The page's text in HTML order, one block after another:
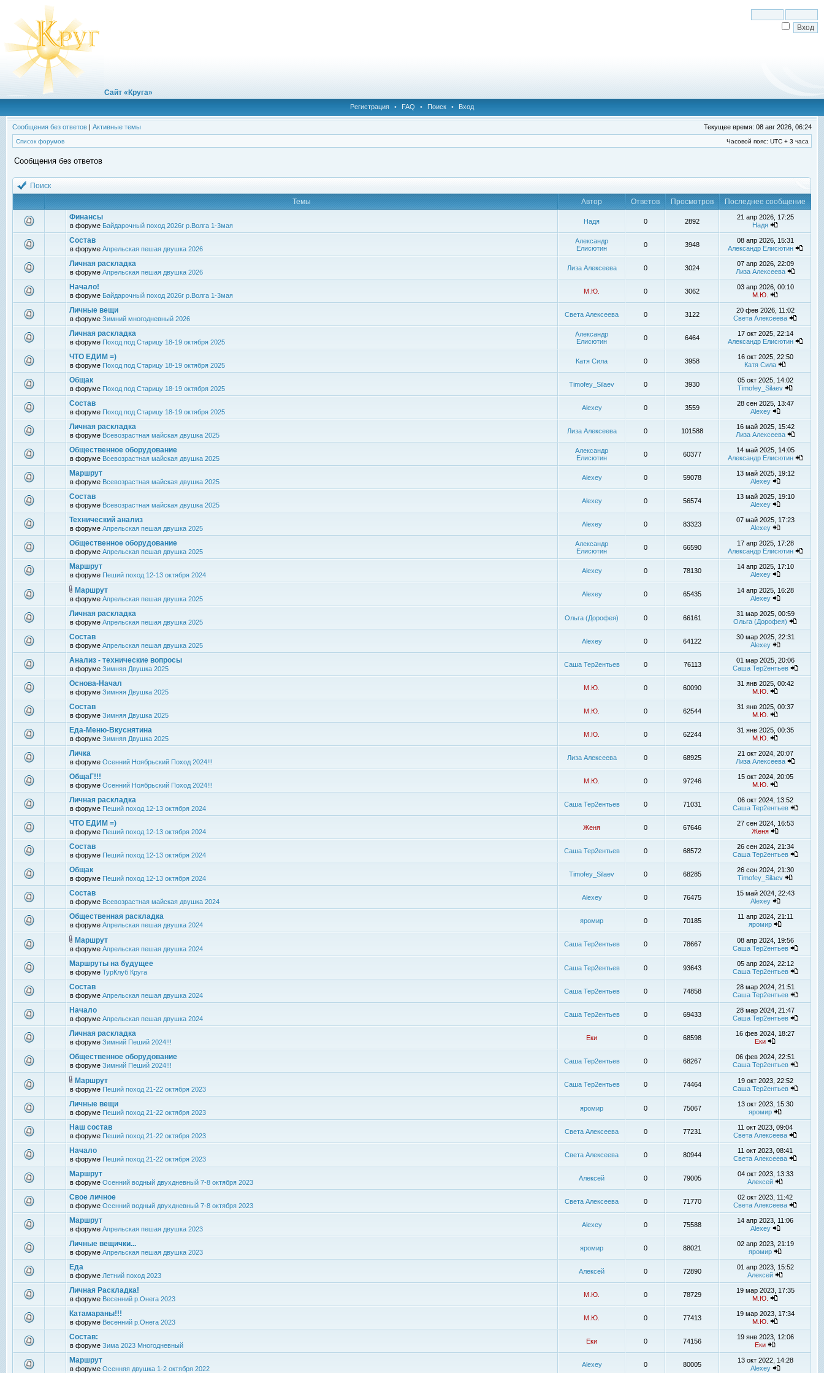
Сайт «Круга»
Регистрация • FAQ • Поиск • Вход
Сообщения без ответов | Активные темы Текущее время: 08 авг 2026, 06:24
Список форумов Часовой пояс: UTC + 3 часа
Сообщения без ответов
Поиск
Темы
Автор Ответов Просмотров
Последнее сообщение
Финансы
в форуме Байдарочный поход 2026г р.Волга 1-3мая
Надя 0 2892
21 апр 2026, 17:25
Надя
Состав
в форуме Апрельская пешая двушка 2026
Александр
Елисютин
0 3948
08 апр 2026, 15:31
Александр Елисютин
Личная раскладка
в форуме Апрельская пешая двушка 2026
Лиза Алексеева 0 3024
07 апр 2026, 22:09
Лиза Алексеева
Начало!
в форуме Байдарочный поход 2026г р.Волга 1-3мая
М.Ю. 0 3062
03 апр 2026, 00:10
М.Ю.
Личные вещи
в форуме Зимний многодневный 2026
Света Алексеева 0 3122
20 фев 2026, 11:02
Света Алексеева
Личная раскладка
в форуме Поход под Старицу 18-19 октября 2025
Александр
Елисютин
0 6464
17 окт 2025, 22:14
Александр Елисютин
ЧТО ЕДИМ =)
в форуме Поход под Старицу 18-19 октября 2025
Катя Сила 0 3958
16 окт 2025, 22:50
Катя Сила
Общак
в форуме Поход под Старицу 18-19 октября 2025
Timofey_Silaev 0 3930
05 окт 2025, 14:02
Timofey_Silaev
Состав
в форуме Поход под Старицу 18-19 октября 2025
Alexey 0 3559
28 сен 2025, 13:47
Alexey
Личная раскладка
в форуме Всевозрастная майская двушка 2025
Лиза Алексеева 0 101588
16 май 2025, 15:42
Лиза Алексеева
Общественное оборудование
в форуме Всевозрастная майская двушка 2025
Александр
Елисютин
0 60377
14 май 2025, 14:05
Александр Елисютин
Маршрут
в форуме Всевозрастная майская двушка 2025
Alexey 0 59078
13 май 2025, 19:12
Alexey
Состав
в форуме Всевозрастная майская двушка 2025
Alexey 0 56574
13 май 2025, 19:10
Alexey
Технический анализ
в форуме Апрельская пешая двушка 2025
Alexey 0 83323
07 май 2025, 17:23
Alexey
Общественное оборудование
в форуме Апрельская пешая двушка 2025
Александр
Елисютин
0 66590
17 апр 2025, 17:28
Александр Елисютин
Маршрут
в форуме Пеший поход 12-13 октября 2024
Alexey 0 78130
14 апр 2025, 17:10
Alexey
Маршрут
в форуме Апрельская пешая двушка 2025
Alexey 0 65435
14 апр 2025, 16:28
Alexey
Личная раскладка
в форуме Апрельская пешая двушка 2025
Ольга (Дорофея) 0 66161
31 мар 2025, 00:59
Ольга (Дорофея)
Состав
в форуме Апрельская пешая двушка 2025
Alexey 0 64122
30 мар 2025, 22:31
Alexey
Анализ - технические вопросы
в форуме Зимняя Двушка 2025
Саша Тер2ентьев 0 76113
01 мар 2025, 20:06
Саша Тер2ентьев
Основа-Начал
в форуме Зимняя Двушка 2025
М.Ю. 0 60090
31 янв 2025, 00:42
М.Ю.
Состав
в форуме Зимняя Двушка 2025
М.Ю. 0 62544
31 янв 2025, 00:37
М.Ю.
Еда-Меню-Вкуснятина
в форуме Зимняя Двушка 2025
М.Ю. 0 62244
31 янв 2025, 00:35
М.Ю.
Личка
в форуме Осенний Ноябрьский Поход 2024!!!
Лиза Алексеева 0 68925
21 окт 2024, 20:07
Лиза Алексеева
ОбщаГ!!!
в форуме Осенний Ноябрьский Поход 2024!!!
М.Ю. 0 97246
15 окт 2024, 20:05
М.Ю.
Личная раскладка
в форуме Пеший поход 12-13 октября 2024
Саша Тер2ентьев 0 71031
06 окт 2024, 13:52
Саша Тер2ентьев
ЧТО ЕДИМ =)
в форуме Пеший поход 12-13 октября 2024
Женя 0 67646
27 сен 2024, 16:53
Женя
Состав
в форуме Пеший поход 12-13 октября 2024
Саша Тер2ентьев 0 68572
26 сен 2024, 21:34
Саша Тер2ентьев
Общак
в форуме Пеший поход 12-13 октября 2024
Timofey_Silaev 0 68285
26 сен 2024, 21:30
Timofey_Silaev
Состав
в форуме Всевозрастная майская двушка 2024
Alexey 0 76475
15 май 2024, 22:43
Alexey
Общественная раскладка
в форуме Апрельская пешая двушка 2024
яромир 0 70185
11 апр 2024, 21:11
яромир
Маршрут
в форуме Апрельская пешая двушка 2024
Саша Тер2ентьев 0 78667
08 апр 2024, 19:56
Саша Тер2ентьев
Маршруты на будущее
в форуме ТурКлуб Круга
Саша Тер2ентьев 0 93643
05 апр 2024, 22:12
Саша Тер2ентьев
Состав
в форуме Апрельская пешая двушка 2024
Саша Тер2ентьев 0 74858
28 мар 2024, 21:51
Саша Тер2ентьев
Начало
в форуме Апрельская пешая двушка 2024
Саша Тер2ентьев 0 69433
28 мар 2024, 21:47
Саша Тер2ентьев
Личная раскладка
в форуме Зимний Пеший 2024!!!
Еки 0 68598
16 фев 2024, 18:27
Еки
Общественное оборудование
в форуме Зимний Пеший 2024!!!
Саша Тер2ентьев 0 68267
06 фев 2024, 22:51
Саша Тер2ентьев
Маршрут
в форуме Пеший поход 21-22 октября 2023
Саша Тер2ентьев 0 74464
19 окт 2023, 22:52
Саша Тер2ентьев
Личные вещи
в форуме Пеший поход 21-22 октября 2023
яромир 0 75067
13 окт 2023, 15:30
яромир
Наш состав
в форуме Пеший поход 21-22 октября 2023
Света Алексеева 0 77231
11 окт 2023, 09:04
Света Алексеева
Начало
в форуме Пеший поход 21-22 октября 2023
Света Алексеева 0 80944
11 окт 2023, 08:41
Света Алексеева
Маршрут
в форуме Осенний водный двухдневный 7-8 октября 2023
Алексей 0 79005
04 окт 2023, 13:33
Алексей
Свое личное
в форуме Осенний водный двухдневный 7-8 октября 2023
Света Алексеева 0 71770
02 окт 2023, 11:42
Света Алексеева
Маршрут
в форуме Апрельская пешая двушка 2023
Alexey 0 75588
14 апр 2023, 11:06
Alexey
Личные вещички...
в форуме Апрельская пешая двушка 2023
яромир 0 88021
02 апр 2023, 21:19
яромир
Еда
в форуме Летний поход 2023
Алексей 0 72890
01 апр 2023, 15:52
Алексей
Личная Раскладка!
в форуме Весенний р.Онега 2023
М.Ю. 0 78729
19 мар 2023, 17:35
М.Ю.
Катамараны!!!
в форуме Весенний р.Онега 2023
М.Ю. 0 77413
19 мар 2023, 17:34
М.Ю.
Состав:
в форуме Зима 2023 Многодневный
Еки 0 74156
19 янв 2023, 12:06
Еки
Маршрут
в форуме Осенняя двушка 1-2 октября 2022
Alexey 0 80005
13 окт 2022, 14:28
Alexey